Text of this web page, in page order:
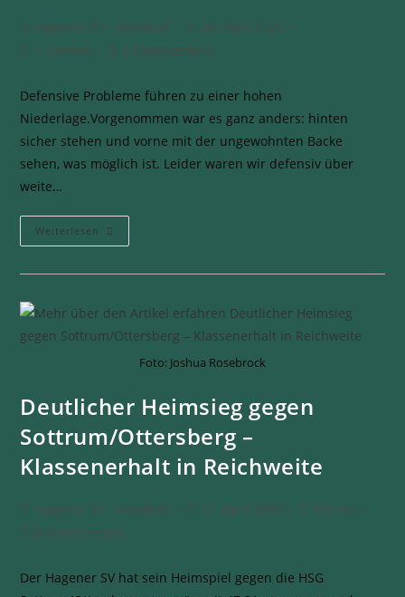
Hagener SV - Handball
26. April 2026
1. Damen
0 Kommentare
Defensive Probleme führen zu einer hohen
Niederlage.Vorgenommen war es ganz anders: hinten
sicher stehen und vorne mit der ungewohnten Backe
sehen, was möglich ist. Leider waren wir defensiv über
weite…
Weiterlesen
Foto: Joshua Rosebrock
Deutlicher Heimsieg gegen
Sottrum/Ottersberg –
Klassenerhalt in Reichweite
Hagener SV - Handball 21. April 2026
Herren
0 Kommentare
Der Hagener SV hat sein Heimspiel gegen die HSG